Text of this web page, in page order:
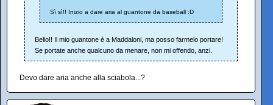
Sì sì!! Inizio a dare aria al guantone da baseball :D
Bello!! Il mio guantone è a Maddaloni, ma posso farmelo portare!
Se portate anche qualcuno da menare, non mi offendo, anzi.
Devo dare aria anche alla sciabola...?